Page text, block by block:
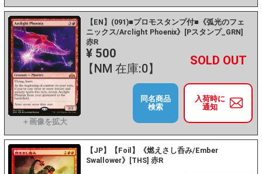
【EN】(091)■プロモスタンプ付■《弧光のフェ
ニックス/Arclight Phoenix》[Pスタンプ_GRN]
赤R
¥ 500
【NM 在庫:0】
－ +
入荷時に
通知
同名商品
検索
【JP】【Foil】《燃えさし呑み/Ember
Swallower》[THS] 赤R